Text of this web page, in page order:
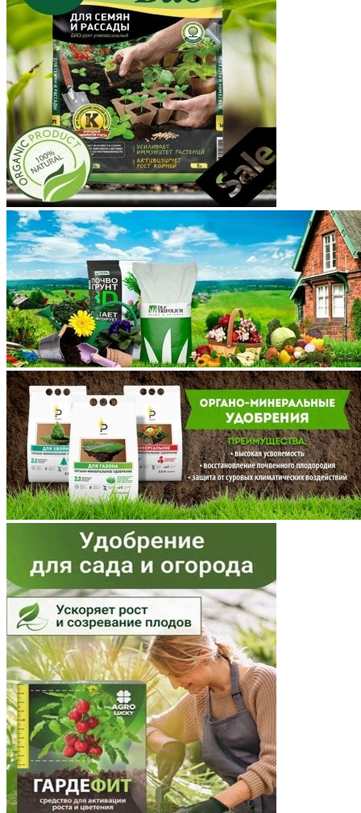
Корякский округ
Костромская область
Краснодарский край
Красноярский край
Крым
Курганская область
Курская область
Ленинградская область
Липецкая область
Магаданская область
Марий Эл
Мордовия
Московская область
Мурманская область
Ненецкий АО
Нижегородская область
Новгородская область
Новосибирская область
Омская область
Оренбургская область
Орловская область
Пензенская область
Пермский край
Приморский край
Псковская область